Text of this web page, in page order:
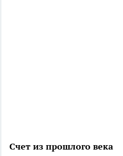
Счет из прошлого века